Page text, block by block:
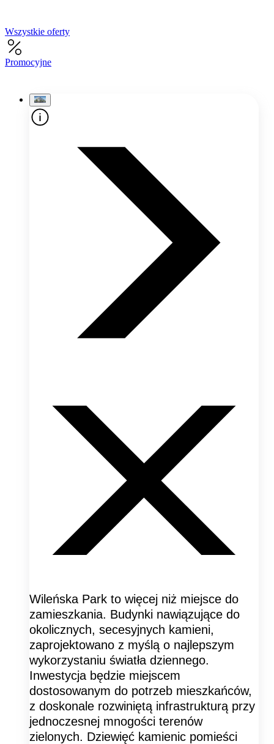
Wszystkie oferty
Promocyjne
Wileńska Park to więcej niż miejsce do
zamieszkania. Budynki nawiązujące do
okolicznych, secesyjnych kamieni,
zaprojektowano z myślą o najlepszym
wykorzystaniu światła dziennego.
Inwestycja będzie miejscem
dostosowanym do potrzeb mieszkańców,
z doskonale rozwiniętą infrastrukturą przy
jednoczesnej mnogości terenów
zielonych. Dziewięć kamienic pomieści